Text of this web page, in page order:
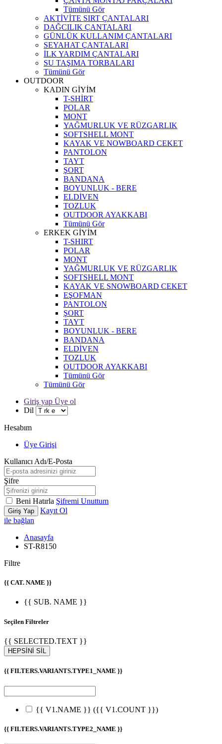
Tümünü Gör
AKTİVİTE SIRT ÇANTALARI
DAĞCILIK ÇANTALARI
GÜNLÜK KULLANIM ÇANTALARI
SEYAHAT ÇANTALARI
İLK YARDIM ÇANTALARI
SU TAŞIMA TORBALARI
Tümünü Gör
OUTDOOR
KADIN GİYİM
T-SHİRT
POLAR
MONT
YAĞMURLUK VE RÜZGARLIK
SOFTSHELL MONT
KAYAK VE NOWBOARD CEKET
PANTOLON
TAYT
ŞORT
BANDANA
BOYUNLUK - BERE
ELDİVEN
TOZLUK
OUTDOOR AYAKKABI
Tümünü Gör
ERKEK GİYİM
T-SHIRT
POLAR
MONT
YAĞMURLUK VE RÜZGARLIK
SOFTSHELL MONT
KAYAK VE SNOWBOARD CEKET
EŞOFMAN
PANTOLON
ŞORT
TAYT
BOYUNLUK - BERE
BANDANA
ELDİVEN
TOZLUK
OUTDOOR AYAKKABI
Tümünü Gör
Tümünü Gör
Giriş yap Üye ol
Dil
Hesabım
Üye Girişi
Kullanıcı Adı/E-Posta
Şifre
Beni Hatırla Şifremi Unuttum
Giriş Yap
Kayıt Ol
ile bağlan
Anasayfa
ST-R8150
Filtre
{{ CAT. NAME }}
{{ SUB. NAME }}
Seçilen Filtreler
{{ SELECTED.TEXT }}
HEPSİNİ SİL
{{ FILTERS.VARIANTS.TYPE1_NAME }}
{{ V1.NAME }} ({{ V1.COUNT }})
{{ FILTERS.VARIANTS.TYPE2_NAME }}